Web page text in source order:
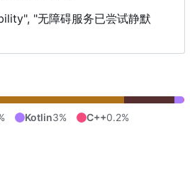
"无障碍服务已尝试静默
Kotlin3% C++0.2%